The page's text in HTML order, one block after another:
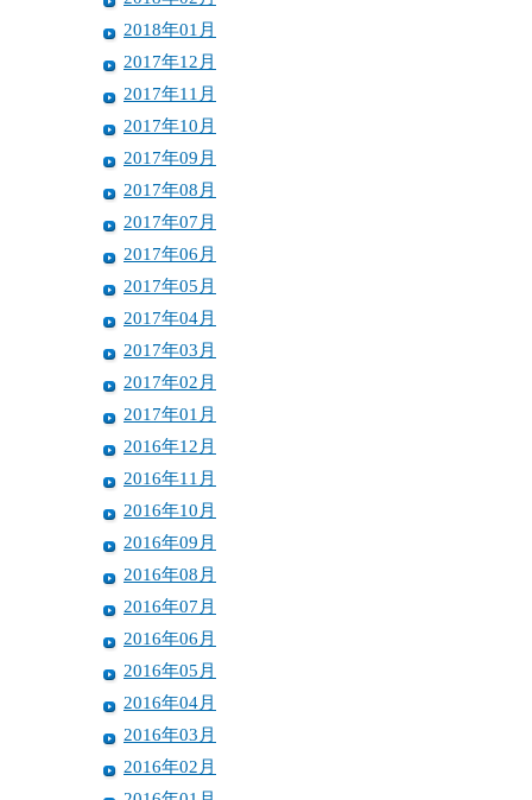
2018年01月
2017年12月
2017年11月
2017年10月
2017年09月
2017年08月
2017年07月
2017年06月
2017年05月
2017年04月
2017年03月
2017年02月
2017年01月
2016年12月
2016年11月
2016年10月
2016年09月
2016年08月
2016年07月
2016年06月
2016年05月
2016年04月
2016年03月
2016年02月